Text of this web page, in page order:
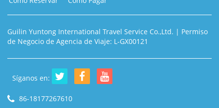
Guilin Yuntong International Travel Service Co.,Ltd. | Permiso
de Negocio de Agencia de Viaje: L-GX00121
Síganos en:
86-18177267610